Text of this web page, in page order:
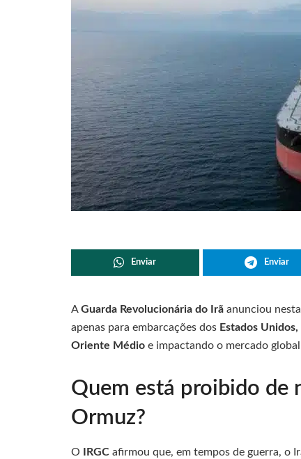
Enviar Enviar
AGuarda Revolucionária do Irã anunciou
apenas para embarcações dos Estados
Oriente Médio e impactando o mercado
Quem está proibido de
Ormuz?
O IRGC afirmou que, em tempos de guerra, o